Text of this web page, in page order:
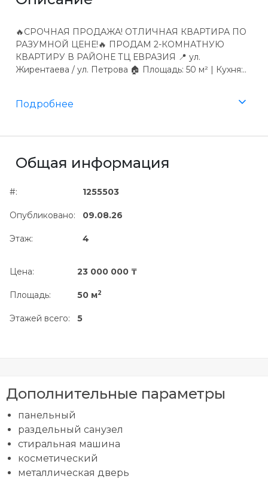
🔥СРОЧНАЯ ПРОДАЖА! ОТЛИЧНАЯ КВАРТИРА ПО
РАЗУМНОЙ ЦЕНЕ!🔥 ПРОДАМ 2-КОМНАТНУЮ
КВАРТИРУ В РАЙОНЕ ТЦ ЕВРАЗИЯ 📍 ул.
Жирентаева / ул. Петрова 🏠 Площадь: 50 м² | Кухня:..
Подробнее
Общая информация
#:
Опубликовано:
Этаж:
1255503
09.08.26
4
Цена:
Площадь:
Этажей всего:
23 000 000 ₸
50 м2
5
Дополнительные параметры
панельный
раздельный санузел
стиральная машина
косметический
металлическая дверь